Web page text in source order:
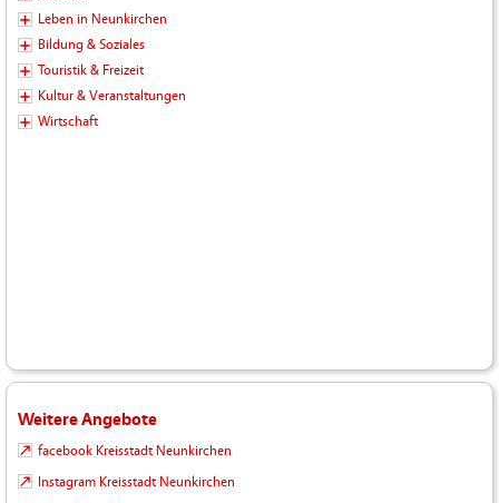
Leben in Neunkirchen
Bildung & Soziales
Touristik & Freizeit
Kultur & Veranstaltungen
Wirtschaft
Weitere Angebote
facebook Kreisstadt Neunkirchen
Instagram Kreisstadt Neunkirchen